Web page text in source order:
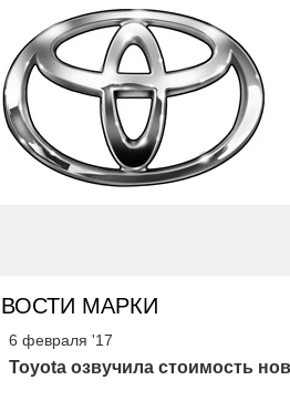
МАРКИ
6 февраля '17
Toyota озвучила стоимость